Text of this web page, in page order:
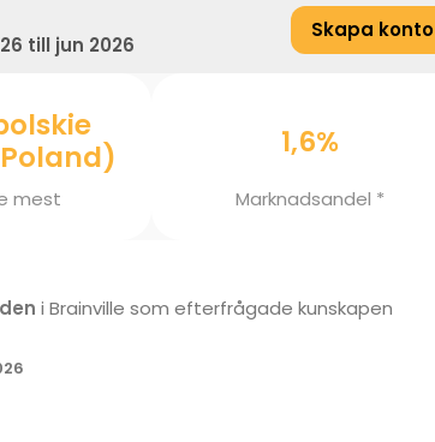
till jun 2026
Skapa konto
mest
1,6%
Marknadsandel *
i Brainville som efterfrågade kunskapen